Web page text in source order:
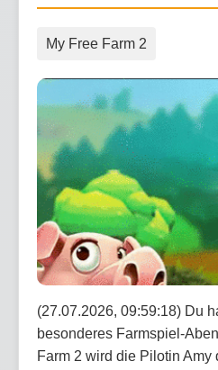
My Free Farm 2
(27.07.2026, 09:59:18) Du
besonderes Farmspiel-
Farm 2 wird die Pilotin Amy